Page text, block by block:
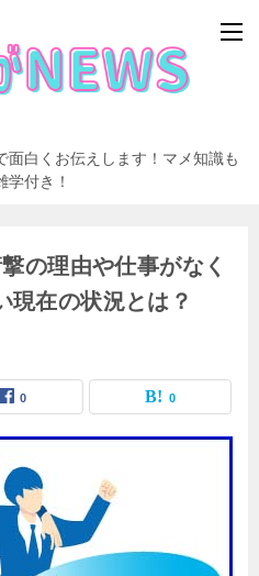
白くお伝えします！マメ知識も
付き！
の理由や仕事がなく
現在の状況とは？
0 0